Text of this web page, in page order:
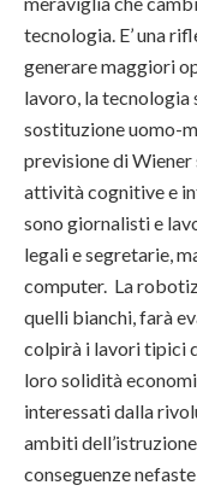
tecnologia. E’ una
generare maggiori
lavoro, la tecnologia
sostituzione uomo-
previsione di Wiener
attività cognitive e
sono giornalisti e
legali e segretarie,
computer. La
quelli bianchi, farà
colpirà i lavori tipici
loro solidità
interessati dalla
ambiti
conseguenze